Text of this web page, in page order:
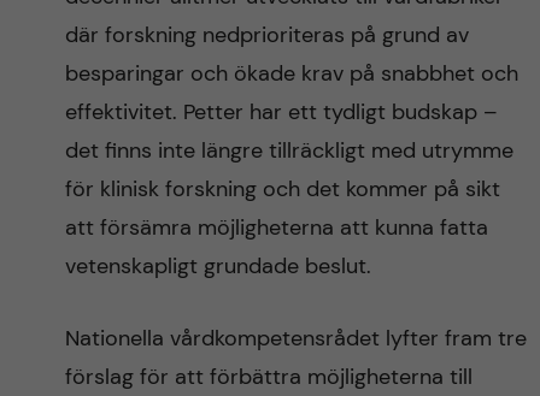
där forskning nedprioriteras på grund av
besparingar och ökade krav på snabbhet och
effektivitet. Petter har ett tydligt budskap –
det finns inte längre tillräckligt med utrymme
för klinisk forskning och det kommer på sikt
att försämra möjligheterna att kunna fatta
vetenskapligt grundade beslut.
Nationella vårdkompetensrådet lyfter fram tre
förslag för att förbättra möjligheterna till